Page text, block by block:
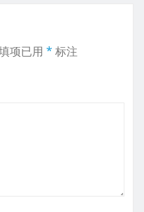
项已用 * 标注